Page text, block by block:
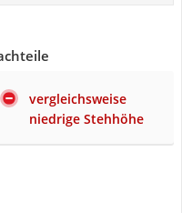
vergleichsweise
niedrige Stehhöhe